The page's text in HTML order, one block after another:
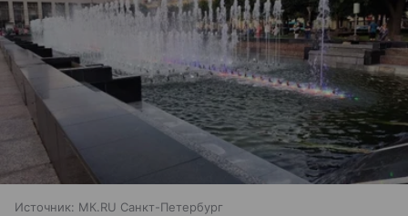
Источник: МК.RU Санкт-Петербург